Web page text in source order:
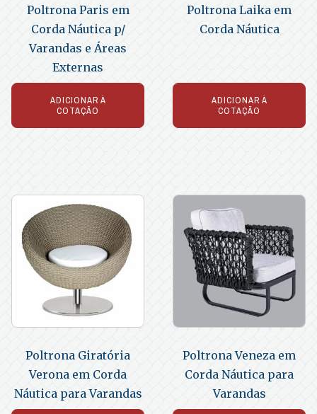
Poltrona Paris em
Corda Náutica p/
Varandas e Áreas
Externas
ADICIONAR À
COTAÇÃO
Poltrona Laika em
Corda Náutica
ADICIONAR À
COTAÇÃO
Poltrona Giratória
Verona em Corda
Náutica para Varandas
Poltrona Veneza em
Corda Náutica para
Varandas